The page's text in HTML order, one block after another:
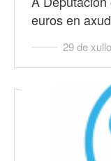
euros en
29 de xullo